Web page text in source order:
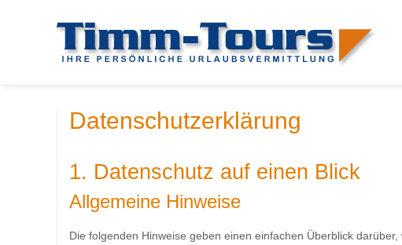
Datenschutzerklärung
1. Datenschutz auf einen Blick
Allgemeine Hinweise
Die folgenden Hinweise geben einen einfachen Überblick